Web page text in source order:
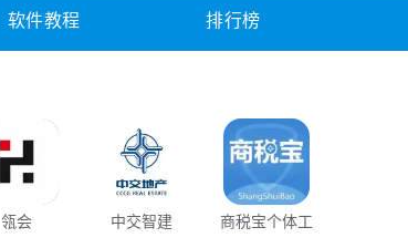
软件教程 排行榜
瓴会 中交智建
商税宝个体工